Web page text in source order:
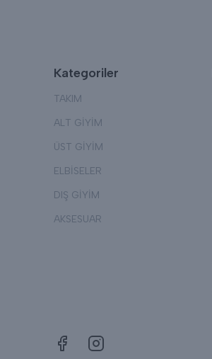
Kategoriler
TAKIM
ALT GİYİM
ÜST GİYİM
ELBİSELER
DIŞ GİYİM
AKSESUAR